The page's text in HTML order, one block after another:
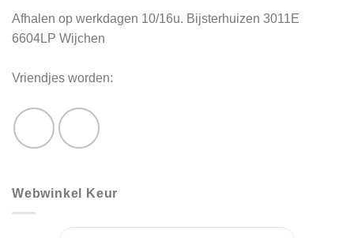
Afhalen op werkdagen 10/16u. Bijsterhuizen 3011E
6604LP Wijchen
Vriendjes worden:
Webwinkel Keur